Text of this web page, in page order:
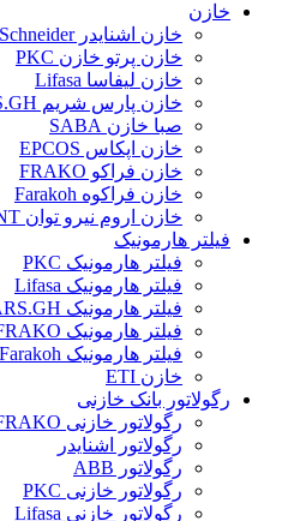
خازن
خازن اشنایدر Schneider
خازن پرتو خازن PKC
خازن لیفاسا Lifasa
خازن پارس شریم PARS.GH
صبا خازن SABA
خازن اپکاس EPCOS
خازن فراکو FRAKO
خازن فراکوه Farakoh
خازن اروم نیرو توان UNT
فیلتر هارمونیک
فیلتر هارمونیک PKC
فیلتر هارمونیک Lifasa
فیلتر هارمونیک PARS.GH
فیلتر هارمونیک FRAKO
فیلتر هارمونیک Farakoh
خازن ETI
رگولاتور بانک خازنی
رگولاتور خازنی FRAKO
رگولاتور اشنایدر
رگولاتور ABB
رگولاتور خازنی PKC
رگولاتور خازنی Lifasa